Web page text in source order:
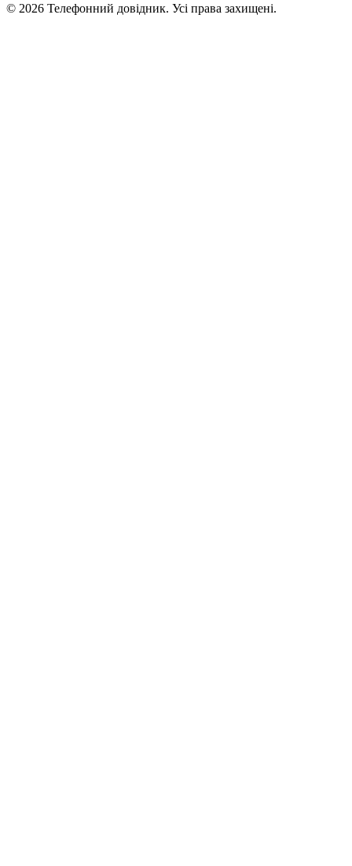
© 2026 Телефонний довідник. Усі права захищені.